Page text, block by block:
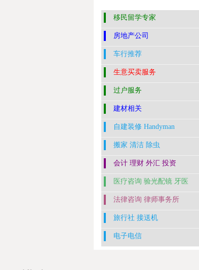
移民留学专家
房地产公司
车行推荐
生意买卖服务
过户服务
建材相关
自建装修 Handyman
搬家 清洁 除虫
会计 理财 外汇 投资
医疗咨询 验光配镜 牙医
法律咨询 律师事务所
旅行社 接送机
电子电信